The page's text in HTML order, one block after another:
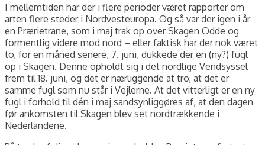
I mellemtiden har der i flere perioder været rapporter om
arten flere steder i Nordvesteuropa. Og så var der igen i år
en Prærietrane, som i maj trak op over Skagen Odde og
formentlig videre mod nord – eller faktisk har der nok været
to, for en måned senere, 7. juni, dukkede der en (ny?) fugl
op i Skagen. Denne opholdt sig i det nordlige Vendsyssel
frem til 18. juni, og det er nærliggende at tro, at det er
samme fugl som nu står i Vejlerne. At det vitterligt er en ny
fugl i forhold til dén i maj sandsynliggøres af, at den dagen
før ankomsten til Skagen blev set nordtrækkende i
Nederlandene.